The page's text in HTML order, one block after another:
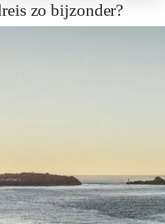
zo bijzonder?